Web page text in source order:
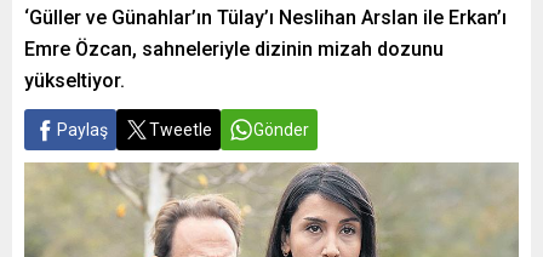
‘Güller ve Günahlar’ın Tülay’ı Neslihan Arslan ile Erkan’ı
Emre Özcan, sahneleriyle dizinin mizah dozunu
yükseltiyor.
Paylaş Tweetle Gönder